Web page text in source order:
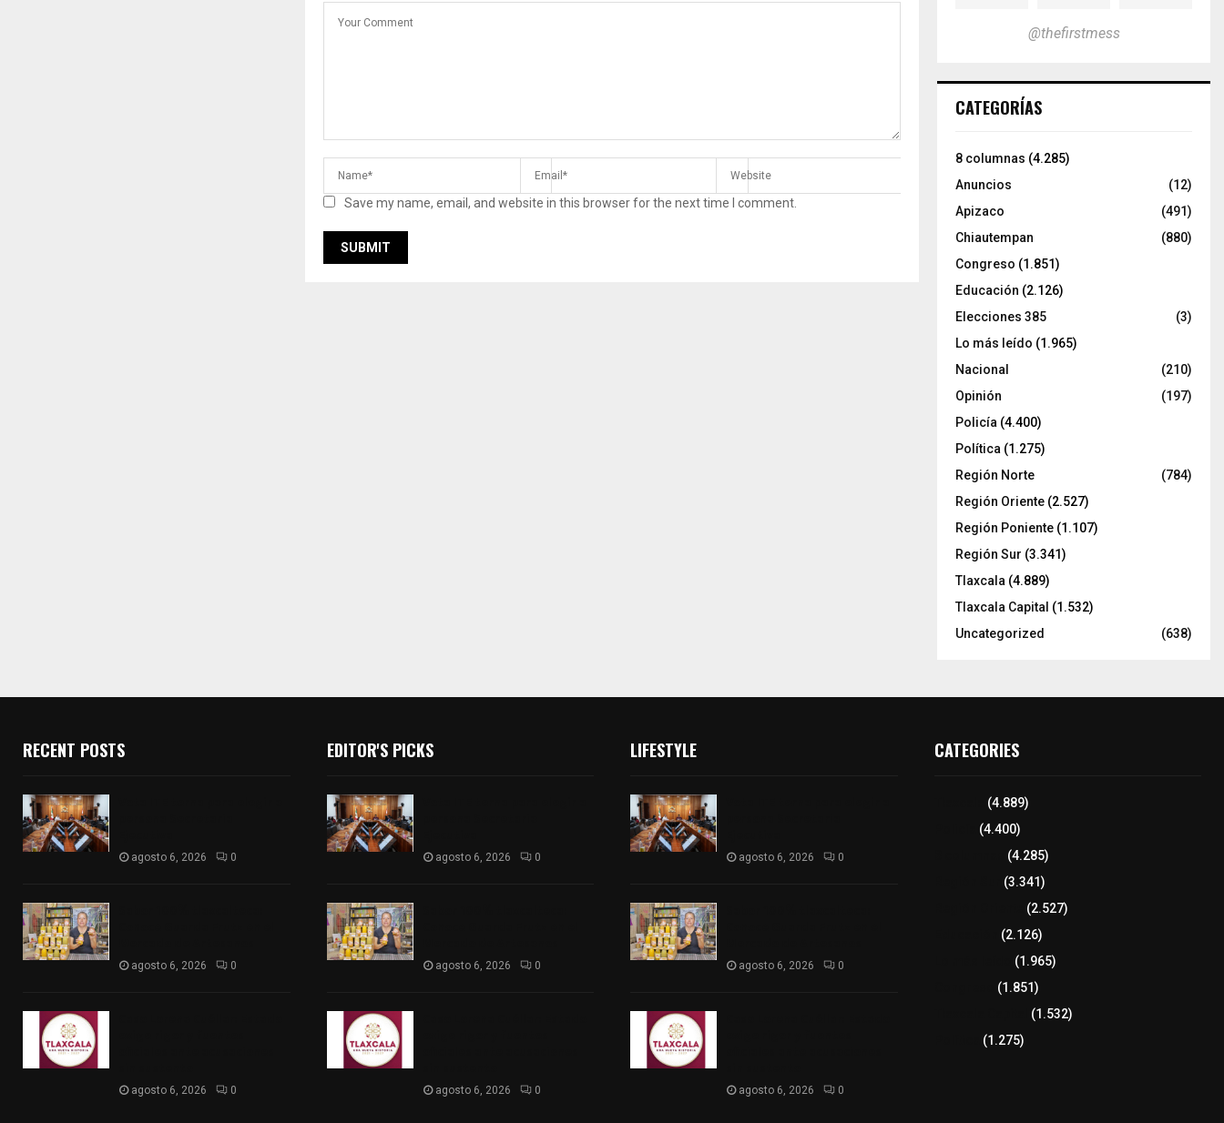
Save my name, email, and website in this browser for the next time I comment.
@thefirstmess
CATEGORÍAS
8 columnas (4.285)
Anuncios
(12)
Apizaco
(491)
Chiautempan
(880)
Congreso (1.851)
Educación (2.126)
Elecciones 385
(3)
Lo más leído (1.965)
Nacional
(210)
Opinión
(197)
Policía (4.400)
Política (1.275)
Región Norte
(784)
Región Oriente (2.527)
Región Poniente (1.107)
Región Sur (3.341)
Tlaxcala (4.889)
Tlaxcala Capital (1.532)
Uncategorized
(638)
RECENT POSTS
agosto 6, 2026 0
agosto 6, 2026 0
agosto 6, 2026 0
EDITOR'S PICKS
agosto 6, 2026 0
agosto 6, 2026 0
agosto 6, 2026 0
LIFESTYLE
agosto 6, 2026 0
agosto 6, 2026 0
agosto 6, 2026 0
CATEGORIES
(4.889)
(4.400)
(4.285)
(3.341)
(2.527)
(2.126)
(1.965)
(1.851)
(1.532)
(1.275)